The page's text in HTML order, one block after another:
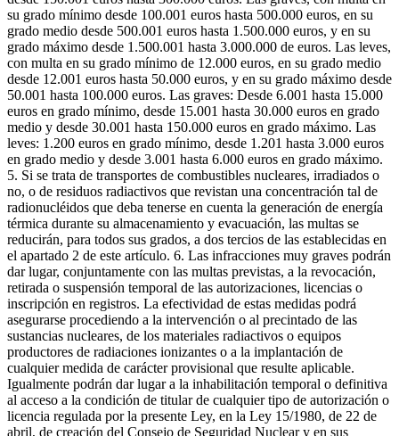
su grado mínimo desde 100.001 euros hasta 500.000 euros, en su
grado medio desde 500.001 euros hasta 1.500.000 euros, y en su
grado máximo desde 1.500.001 hasta 3.000.000 de euros. Las leves,
con multa en su grado mínimo de 12.000 euros, en su grado medio
desde 12.001 euros hasta 50.000 euros, y en su grado máximo desde
50.001 hasta 100.000 euros. Las graves: Desde 6.001 hasta 15.000
euros en grado mínimo, desde 15.001 hasta 30.000 euros en grado
medio y desde 30.001 hasta 150.000 euros en grado máximo. Las
leves: 1.200 euros en grado mínimo, desde 1.201 hasta 3.000 euros
en grado medio y desde 3.001 hasta 6.000 euros en grado máximo.
5. Si se trata de transportes de combustibles nucleares, irradiados o
no, o de residuos radiactivos que revistan una concentración tal de
radionucléidos que deba tenerse en cuenta la generación de energía
térmica durante su almacenamiento y evacuación, las multas se
reducirán, para todos sus grados, a dos tercios de las establecidas en
el apartado 2 de este artículo. 6. Las infracciones muy graves podrán
dar lugar, conjuntamente con las multas previstas, a la revocación,
retirada o suspensión temporal de las autorizaciones, licencias o
inscripción en registros. La efectividad de estas medidas podrá
asegurarse procediendo a la intervención o al precintado de las
sustancias nucleares, de los materiales radiactivos o equipos
productores de radiaciones ionizantes o a la implantación de
cualquier medida de carácter provisional que resulte aplicable.
Igualmente podrán dar lugar a la inhabilitación temporal o definitiva
al acceso a la condición de titular de cualquier tipo de autorización o
licencia regulada por la presente Ley, en la Ley 15/1980, de 22 de
abril, de creación del Consejo de Seguridad Nuclear y en sus